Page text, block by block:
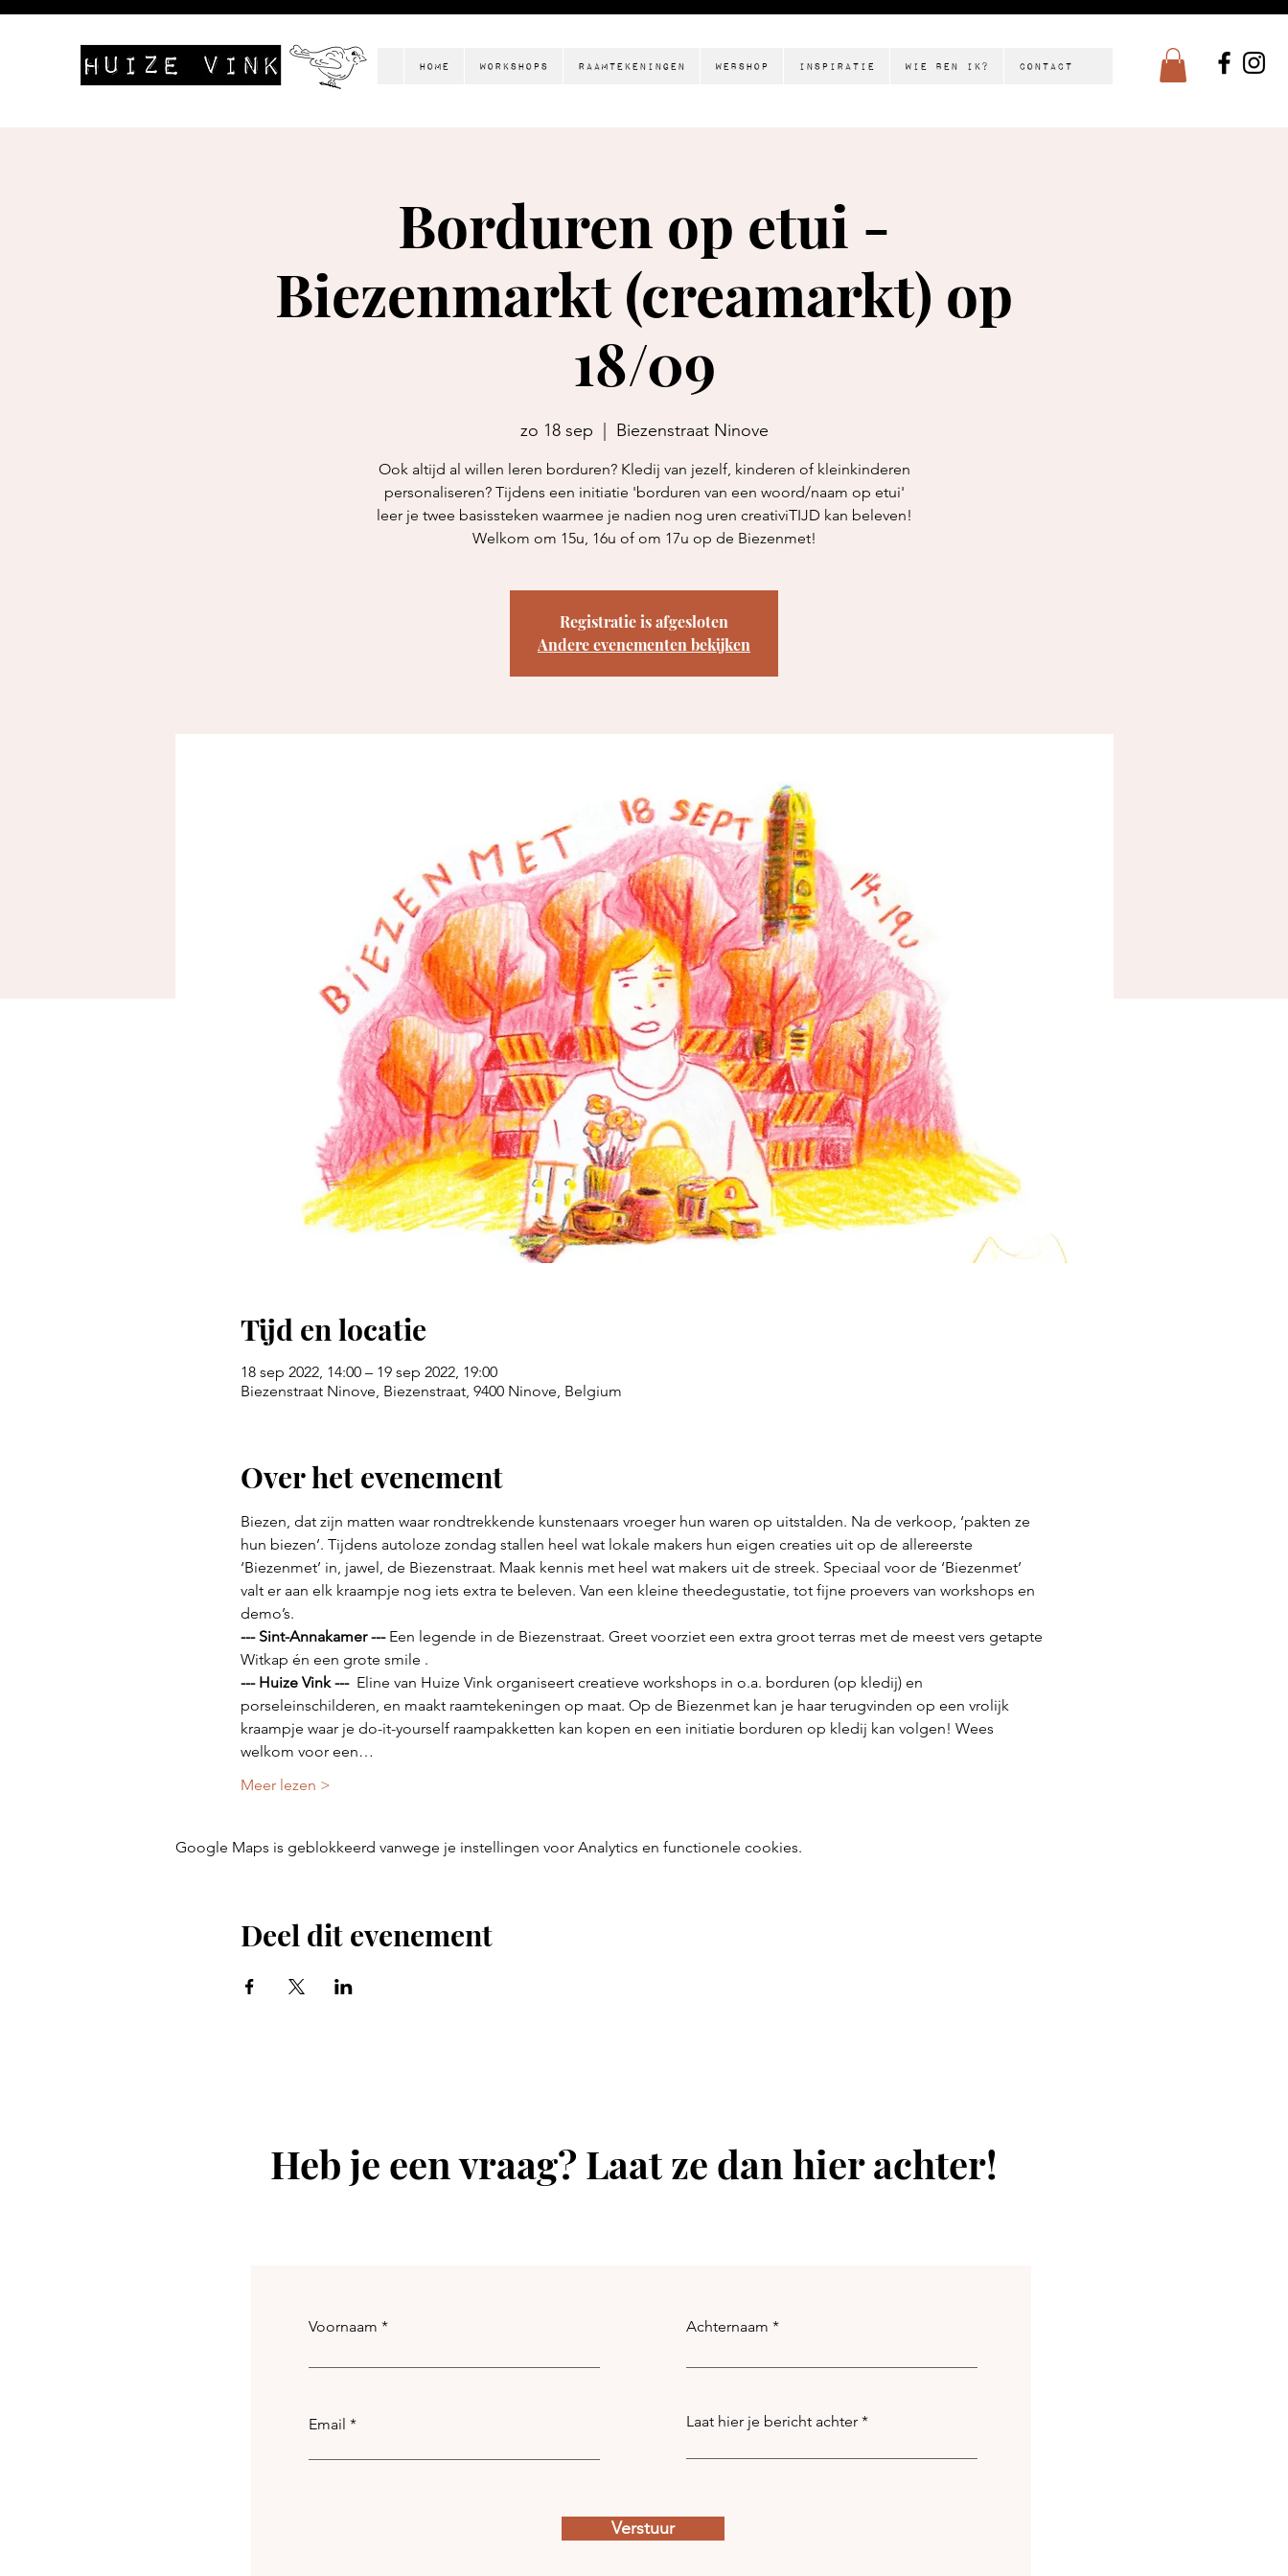
Home Workshops Raamtekeningen Webshop Inspiratie Wie ben ik? Contact
Borduren op etui -
Biezenmarkt (creamarkt) op
18/09
zo 18 sep Biezenstraat Ninove
Ook altijd al willen leren borduren? Kledij van jezelf, kinderen of kleinkinderen
personaliseren? Tijdens een initiatie 'borduren van een woord/naam op etui'
leer je twee basissteken waarmee je nadien nog uren creativiTIJD kan beleven!
Welkom om 15u, 16u of om 17u op de Biezenmet!
Registratie is afgesloten
Andere evenementen bekijken
Tijd en locatie
18 sep 2022, 14:00 – 19 sep 2022, 19:00
Biezenstraat Ninove, Biezenstraat, 9400 Ninove, Belgium
Over het evenement
Biezen, dat zijn matten waar rondtrekkende kunstenaars vroeger hun waren op uitstalden. Na de verkoop, ‘pakten ze
hun biezen’. Tijdens autoloze zondag stallen heel wat lokale makers hun eigen creaties uit op de allereerste
‘Biezenmet’ in, jawel, de Biezenstraat. Maak kennis met heel wat makers uit de streek. Speciaal voor de ‘Biezenmet’
valt er aan elk kraampje nog iets extra te beleven. Van een kleine theedegustatie, tot fijne proevers van workshops en
demo’s.
--- Sint-Annakamer --- Een legende in de Biezenstraat. Greet voorziet een extra groot terras met de meest vers getapte
Witkap én een grote smile .
--- Huize Vink --- Eline van Huize Vink organiseert creatieve workshops in o.a. borduren (op kledij) en
porseleinschilderen, en maakt raamtekeningen op maat. Op de Biezenmet kan je haar terugvinden op een vrolijk
kraampje waar je do-it-yourself raampakketten kan kopen en een initiatie borduren op kledij kan volgen! Wees
welkom voor een…
Meer lezen >
Google Maps is geblokkeerd vanwege je instellingen voor Analytics en functionele cookies.
Deel dit evenement
Heb je een vraag? Laat ze dan hier achter!
Voornaam
Email
Achternaam
Laat hier je bericht achter
Verstuur